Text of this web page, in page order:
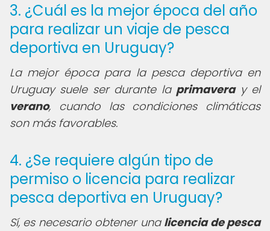
3. ¿Cuál es la mejor época del año
para realizar un viaje de pesca
deportiva en Uruguay?
La mejor época para la pesca deportiva en
Uruguay suele ser durante la primaveray el
verano, cuando las condiciones climáticas
son más favorables.
4. ¿Se requiere algún tipo de
permiso o licencia para realizar
pesca deportiva en Uruguay?
Sí, es necesario obtener una licencia de pesca